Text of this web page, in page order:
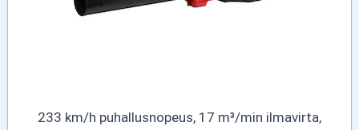
233 km/h puhallusnopeus, 17 m³/min ilmavirta,